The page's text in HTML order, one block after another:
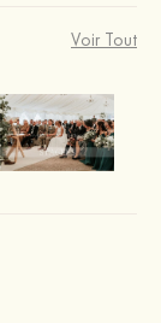
Voir Tout